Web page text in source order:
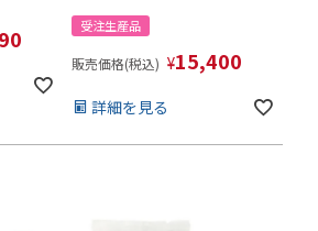
受注生産品
販売価格(税込) ¥15,400
詳細を見る